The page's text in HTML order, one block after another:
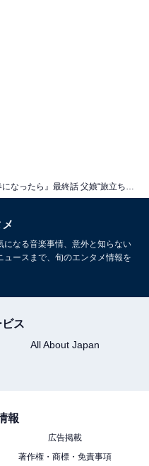
ックナンバー
ガ、小説、雑誌等の編
後、グルメ、観光、
執筆の傍ら、飲食企
になる音楽事情、意外と知らない
ースまで、旬のエンタメ情報を
ス
All About Japan
報
広告掲載
著作権・商標・免責事項